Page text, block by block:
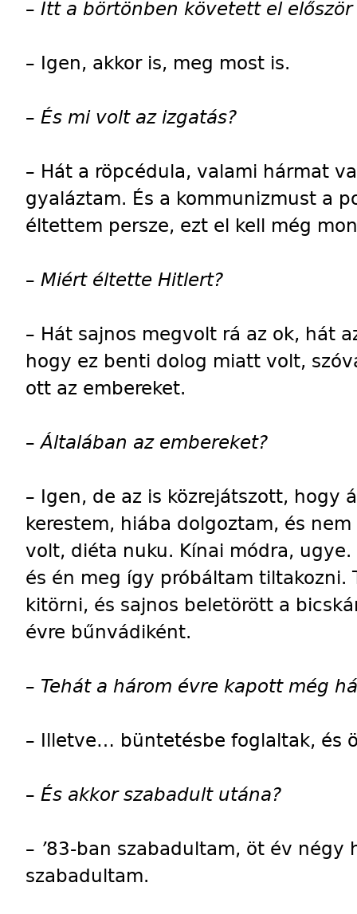
– Itt a börtönben követett el
– Igen, akkor is, meg most is.
– És mi volt az izgatás?
– Hát a röpcédula, valami hármat
gyaláztam. És a kommunizmust a
éltettem persze, ezt el kell még
– Miért éltette Hitlert?
– Hát sajnos megvolt rá az ok, hát
hogy ez benti dolog miatt volt,
ott az embereket.
–Általában az embereket?
– Igen, de az is közrejátszott, hogy
kerestem, hiába dolgoztam, és
volt, diéta nuku. Kínai módra,
és én meg így próbáltam tiltakozni.
kitörni, és sajnos beletörött a
évre bűnvádiként.
– Tehát a három évre kapott még
– Illetve… büntetésbe foglaltak, és
– És akkor szabadult utána?
– ’83-ban szabadultam, öt év négy
szabadultam.